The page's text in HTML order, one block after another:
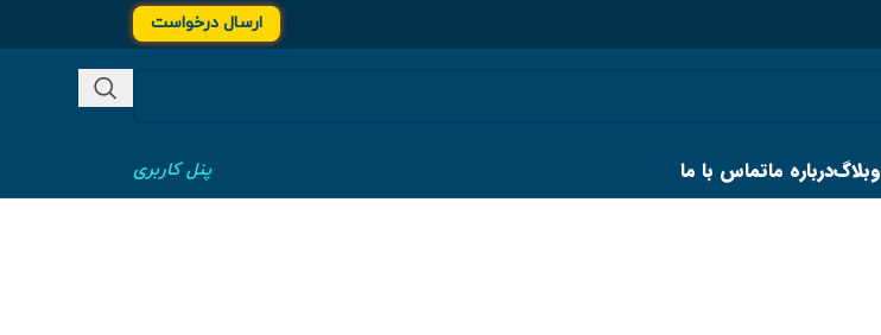
ارسال درخواست
وبلاگدرباره ماتماس با ما پنل کاربری